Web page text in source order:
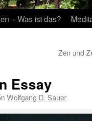
– Was ist das?
Zen und
Essay
Wolfgang D. Sauer